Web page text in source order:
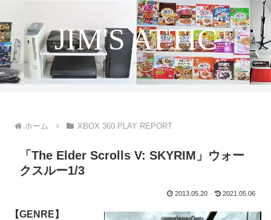
JIM'S ATTIC
ホーム XBOX 360 PLAY REPORT
「The Elder Scrolls V: SKYRIM」ウォー
クスルー1/3
2013.05.20 2021.05.06
【GENRE】